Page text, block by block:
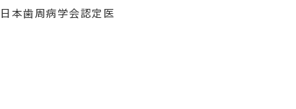
日本歯周病学会認定医